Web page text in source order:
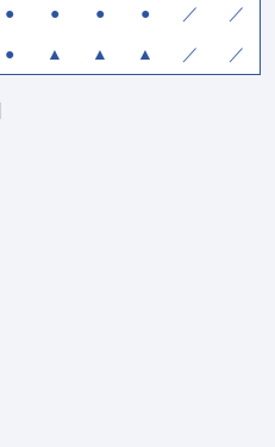
● ● ● ● ／ ／
● ▲ ▲ ▲ ／ ／